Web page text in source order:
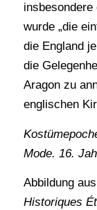
wurde „die
die England
die
Aragon zu
englischen
Mode. 16.
Abbildung
Historiques